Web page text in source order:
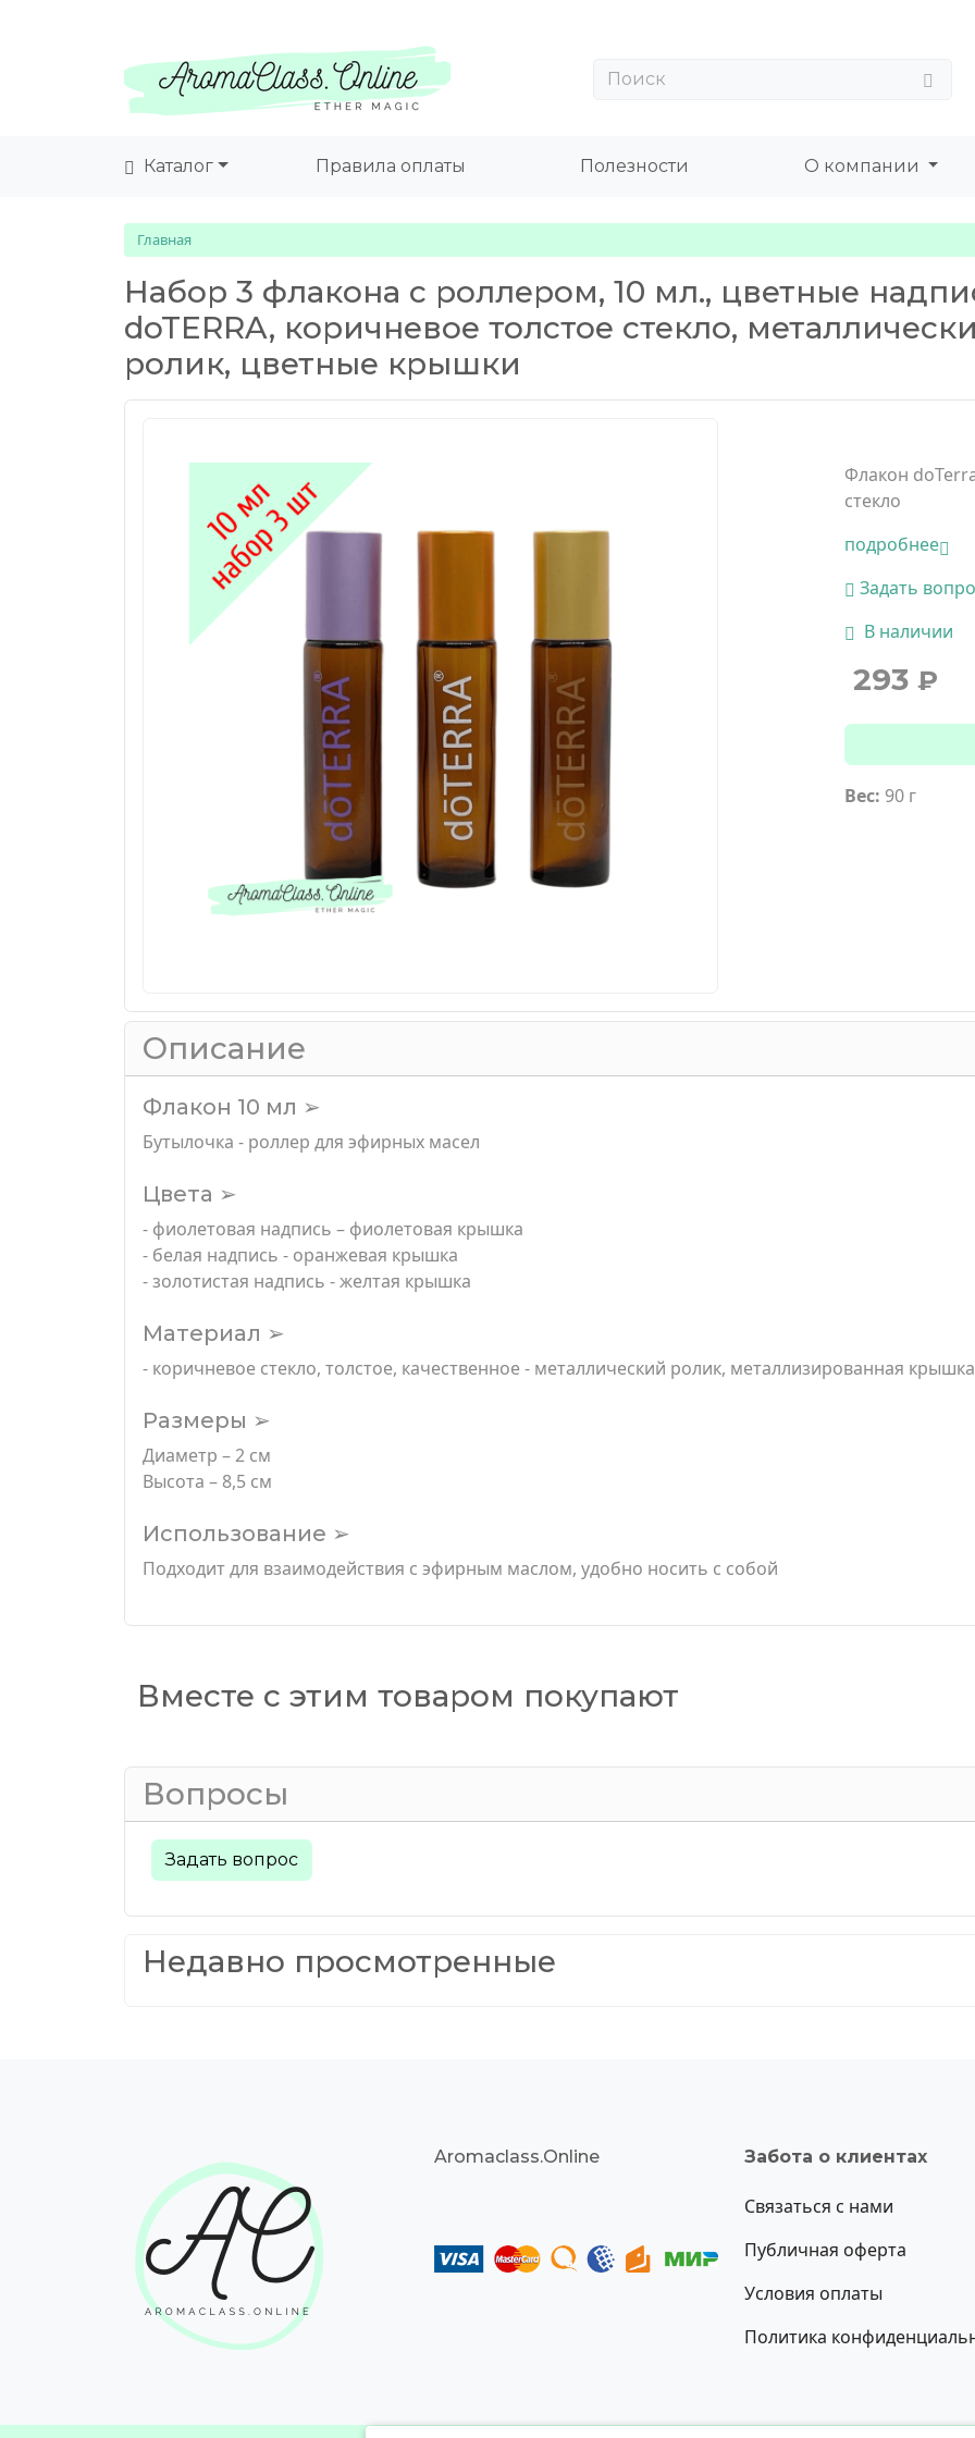
Каталог Правила оплаты Полезности О компании
Главная
Набор 3 флакона с роллером, 10 мл., цветные
doTERRA, коричневое толстое стекло,
ролик, цветные крышки
Флакон
стекло
подробнее
Задать
В наличии
293 ₽
Вес: 90 г
Описание
Флакон 10 мл ➢
Бутылочка - роллер для эфирных масел
Цвета ➢
- фиолетовая надпись – фиолетовая крышка
- белая надпись - оранжевая крышка
- золотистая надпись - желтая крышка
Материал ➢
- коричневое стекло, толстое, качественное - металлический ролик, металлизированная крышка
Размеры ➢
Диаметр – 2 см
Высота – 8,5 см
Использование ➢
Подходит для взаимодействия с эфирным маслом, удобно носить с собой
Вместе с этим товаром покупают
Вопросы
Задать вопрос
Недавно просмотренные
Aromaclass.Online Забота о клиентах
Связаться с нами
Публичная оферта
Условия оплаты
Политика